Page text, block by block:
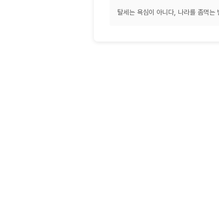
탈세는 욕심이 아니다, 나라를 좀먹는